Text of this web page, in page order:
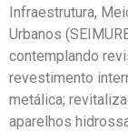
Infraestrutura,
Urbanos
contemplando
revestimento
metálica;
aparelhos